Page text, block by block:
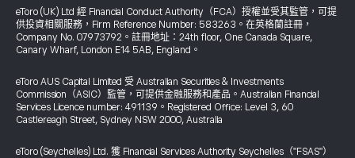
eToro (UK) Ltd 經 Financial Conduct Authority（FCA）授權並受其監管，可提
供投資相關服務，Firm Reference Number: 583263。在英格蘭註冊，
Company No. 07973792。註冊地址：24th floor, One Canada Square,
Canary Wharf, London E14 5AB, England。
eToro AUS Capital Limited 受 Australian Securities & Investments
Commission（ASIC）監管，可提供金融服務和產品。Australian Financial
Services Licence number: 491139。Registered Office: Level 3, 60
Castlereagh Street, Sydney NSW 2000, Australia
eToro (Seychelles) Ltd. 獲 Financial Services Authority Seychelles（"FSAS"）